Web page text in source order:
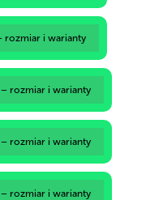
rozmiar i warianty
rozmiar i warianty
rozmiar i warianty
rozmiar i warianty